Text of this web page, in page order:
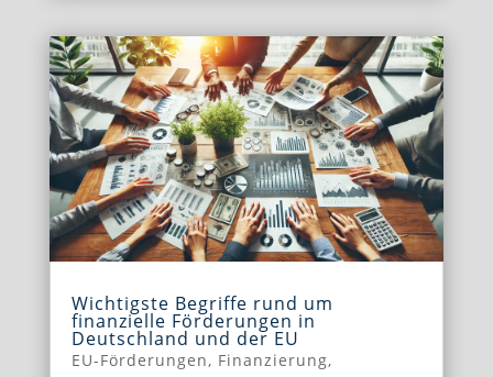
Wichtigste Begriffe rund um
finanzielle Förderungen in
Deutschland und der EU
EU-Förderungen, Finanzierung,